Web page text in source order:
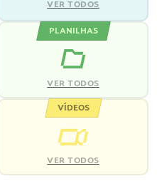
VER TODOS
PLANILHAS
VER TODOS
VÍDEOS
VER TODOS